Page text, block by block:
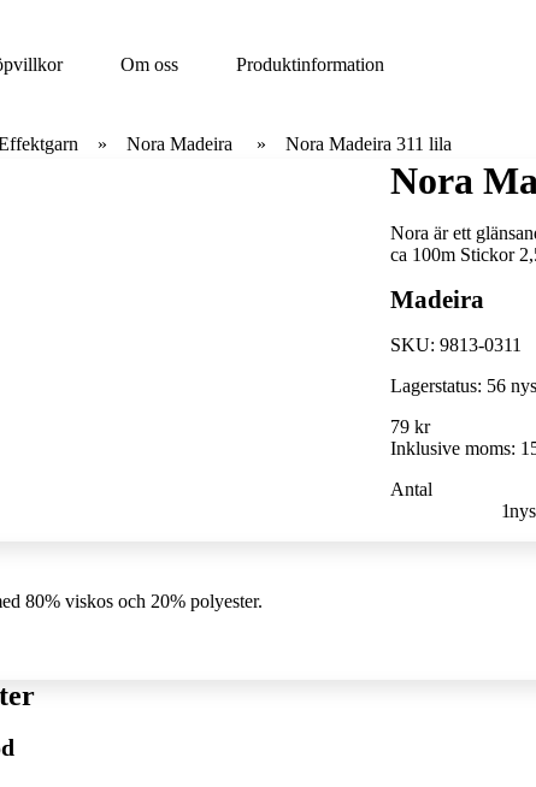
Om oss Produktinformation
Nora Madeira Nora Madeira 311 lila
Nora
Nora är ett
ca 100m Stickor
Madeira
SKU: 9813-0311
Lagerstatus: 56
79 kr
Inklusive moms:
Antal
80% viskos och 20% polyester.